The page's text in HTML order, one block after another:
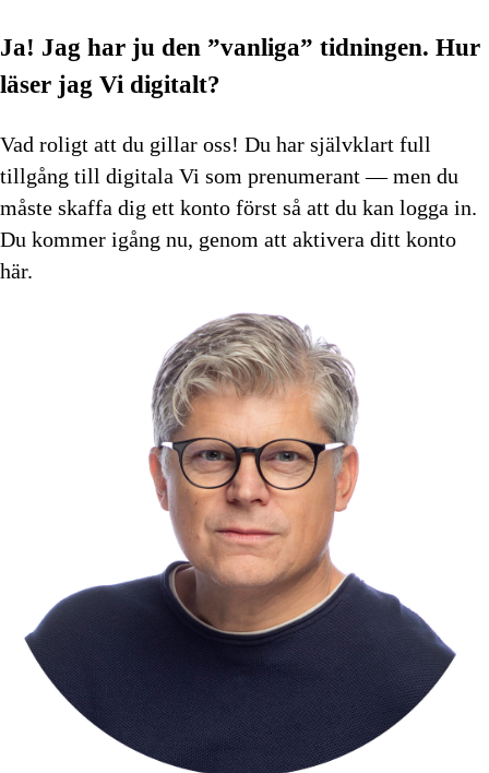
Ja! Jag har ju den ”vanliga” tidningen. Hur
läser jag Vi digitalt?
Vad roligt att du gillar oss! Du har självklart full
tillgång till digitala Vi som prenumerant — men du
måste skaffa dig ett konto först så att du kan logga in.
Du kommer igång nu, genom att aktivera ditt konto
här.